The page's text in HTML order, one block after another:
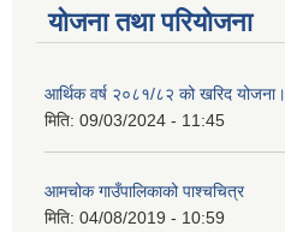
योजना तथा परियोजना
आर्थिक वर्ष २०८१/८२ को खरिद योजना।
मिति: 09/03/2024 - 11:45
आमचोक गाउँपालिकाको पाश्चचित्र
मिति: 04/08/2019 - 10:59